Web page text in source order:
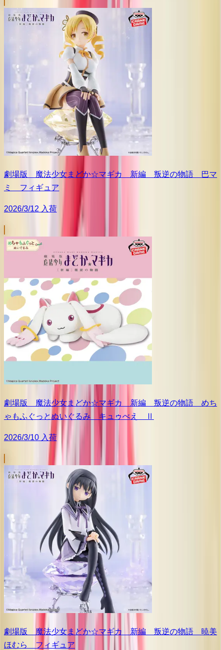
劇場版 魔法少女まどか☆マギカ 新編 叛逆の物語 巴マ
ミ フィギュア
2026/3/12 入荷
劇場版 魔法少女まどか☆マギカ 新編 叛逆の物語 めち
ゃもふぐっとぬいぐるみ キュゥべえ Ⅱ
2026/3/10 入荷
劇場版 魔法少女まどか☆マギカ 新編 叛逆の物語 暁美
ほむら フィギュア